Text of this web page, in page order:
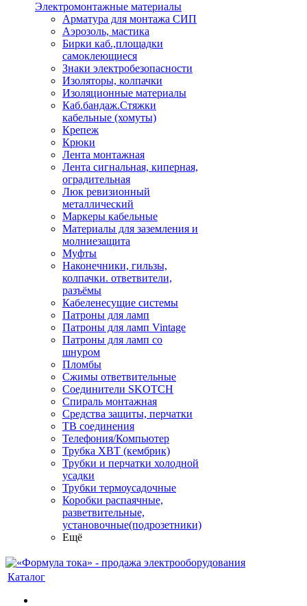
Электромонтажные материалы
Арматура для монтажа СИП
Аэрозоль, мастика
Бирки каб.,площадки
самоклеющиеся
Знаки электробезопасности
Изоляторы, колпачки
Изоляционные материалы
Каб.бандаж.Стяжки
кабельные (хомуты)
Крепеж
Крюки
Лента монтажная
Лента сигнальная, киперная,
оградительная
Люк ревизионный
металлический
Маркеры кабельные
Материалы для заземления и
молниезащита
Муфты
Наконечники, гильзы,
колпачки. ответвители,
разъёмы
Кабеленесущие системы
Патроны для ламп
Патроны для ламп Vintage
Патроны для ламп со
шнуром
Пломбы
Сжимы ответвительные
Соединители SKOTCH
Спираль монтажная
Средства защиты, перчатки
ТВ соединения
Телефония/Компьютер
Трубка ХВТ (кембрик)
Трубки и перчатки холодной
усадки
Трубки термоусадочные
Коробки распаячные,
разветвительные,
установочные(подрозетники)
Ещё
Каталог